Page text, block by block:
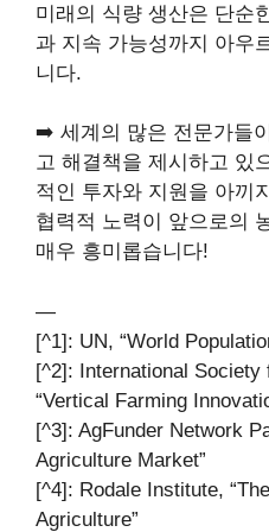
미래의 식량 생산은 단순
과 지속 가능성까지 아우
니다.
➡️ 세계의 많은 전문가들
고 해결책을 제시하고 있
적인 투자와 지원을 아끼
협력적 노력이 앞으로의
매우 흥미롭습니다!
—
[^1]: UN, “World
[^2]: International
“Vertical Farming
[^3]: AgFunder Network
Agriculture Market”
[^4]: Rodale Institute,
Agriculture”